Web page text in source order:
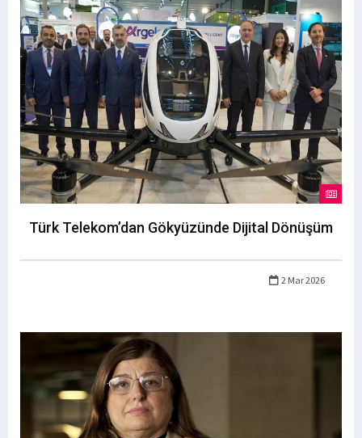
Türk Telekom’dan Gökyüzünde Dijital Dönüşüm
2 Mar 2026